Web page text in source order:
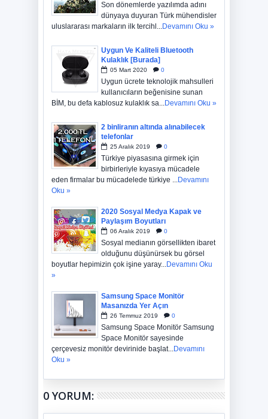
Son dönemlerde yazılımda adını
dünyaya duyuran Türk mühendisler
uluslararası markaların ilk tercihl...Devamını Oku »
Uygun Ve Kaliteli Bluetooth
Kulaklık [Burada]
05 Mart 2020 0
Uygun ücrete teknolojik mahsulleri
kullanıcıların beğenisine sunan
BİM, bu defa kablosuz kulaklık sa...Devamını Oku »
2 binliranın altında alınabilecek
telefonlar
25 Aralık 2019 0
Türkiye piyasasına girmek için
birbirleriyle kıyasıya mücadele
eden firmalar bu mücadelede türkiye ...Devamını
Oku »
2020 Sosyal Medya Kapak ve
Paylaşım Boyutları
06 Aralık 2019 0
Sosyal medianın görsellikten ibaret
olduğunu düşünürsek bu görsel
boyutlar hepimizin çok işine yaray...Devamını Oku
»
Samsung Space Monitör
Masanızda Yer Açın
26 Temmuz 2019 0
Samsung Space Monitör Samsung
Space Monitör sayesinde
çerçevesiz monitör devirinide başlat...Devamını
Oku »
0 YORUM: